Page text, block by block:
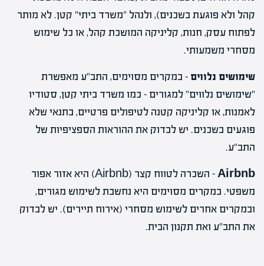
קהל ולא פוגעת בשכנים), ולנהל "משרד ביתי" קטן. לא מותר
לפתוח עסק, חנות, קליניקה המושכת קהל, או כל שימוש
מסחרי משמעותי.
שימושים נלווים – במקרים מסוימים, התב"ע מאפשרת
"שימושים נלווים" למגורים – כמו משרד ביתי קטן, סטודיו
לאמנות, או קליניקה קטנה לטיפולים פרטיים, בתנאי שלא
פוגעים בשכנים. יש לבדוק את ההוראות הספציפיות של
התב"ע.
Airbnb
– השכרה לטווח קצר (Airbnb) היא אזור אפור
משפטי. במקרים מסוימים היא נחשבת לשימוש מגורים,
ובמקרים אחרים לשימוש מסחרי (אירוח תיירים). יש לבדוק
את התב"ע ואת תקנון הבית.